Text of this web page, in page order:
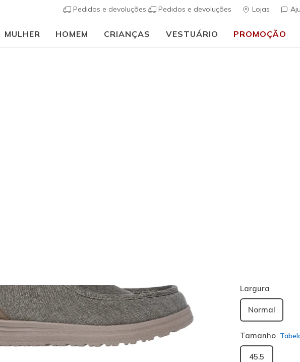
Pedidos e devoluções Pedidos e devoluções Lojas
MULHER HOMEM CRIANÇAS VESTUÁRIO PROMOÇÃO
Largura
Normal
Tamanho
45.5